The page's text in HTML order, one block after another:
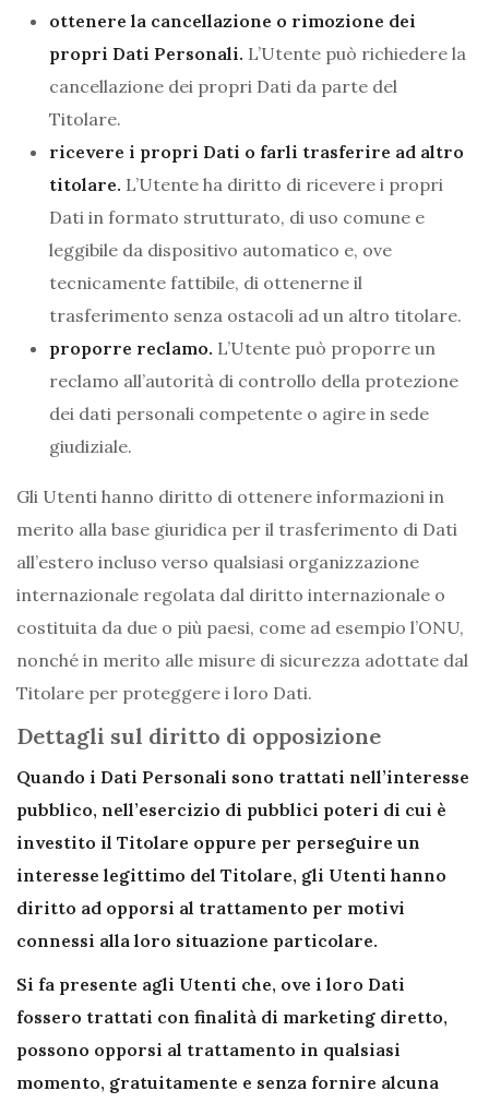
ottenere la cancellazione o rimozione dei
propri Dati Personali. L’Utente può richiedere la
cancellazione dei propri Dati da parte del
Titolare.
ricevere i propri Dati o farli trasferire ad altro
titolare. L’Utente ha diritto di ricevere i propri
Dati in formato strutturato, di uso comune e
leggibile da dispositivo automatico e, ove
tecnicamente fattibile, di ottenerne il
trasferimento senza ostacoli ad un altro titolare.
proporre reclamo. L’Utente può proporre un
reclamo all’autorità di controllo della protezione
dei dati personali competente o agire in sede
giudiziale.
Gli Utenti hanno diritto di ottenere informazioni in
merito alla base giuridica per il trasferimento di Dati
all’estero incluso verso qualsiasi organizzazione
internazionale regolata dal diritto internazionale o
costituita da due o più paesi, come ad esempio l’ONU,
nonché in merito alle misure di sicurezza adottate dal
Titolare per proteggere i loro Dati.
Dettagli sul diritto di opposizione
Quando i Dati Personali sono trattati nell’interesse
pubblico, nell’esercizio di pubblici poteri di cui è
investito il Titolare oppure per perseguire un
interesse legittimo del Titolare, gli Utenti hanno
diritto ad opporsi al trattamento per motivi
connessi alla loro situazione particolare.
Si fa presente agli Utenti che, ove i loro Dati
fossero trattati con finalità di marketing diretto,
possono opporsi al trattamento in qualsiasi
momento, gratuitamente e senza fornire alcuna